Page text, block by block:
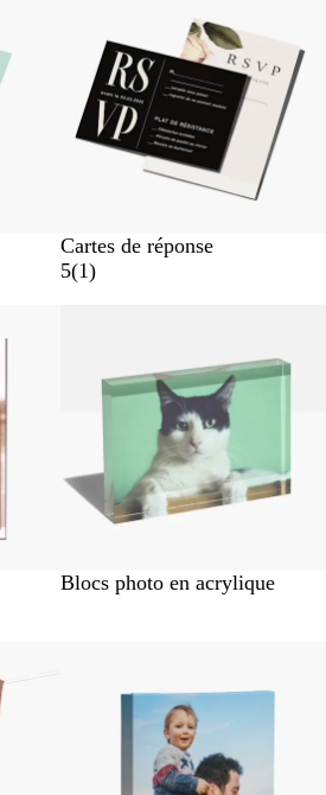
Cartes de réponse
5(1)
Blocs photo en acrylique